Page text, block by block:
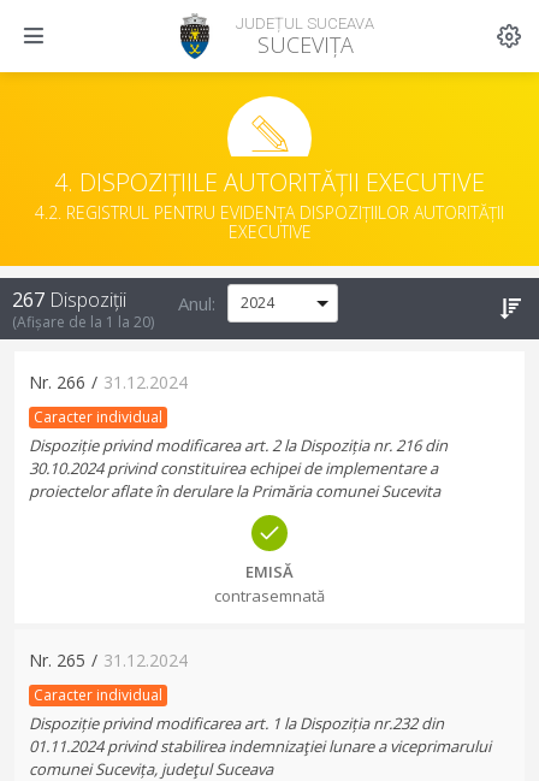
JUDEȚUL SUCEAVA
SUCEVIȚA
4. DISPOZIȚIILE AUTORITĂȚII EXECUTIVE
4.2. REGISTRUL PENTRU EVIDENȚA DISPOZIȚIILOR AUTORITĂȚII
EXECUTIVE
267 Dispoziții
(Afișare de la 1 la 20)
Anul:
Nr. 266 / 31.12.2024
Caracter individual
Dispoziție privind modificarea art. 2 la Dispoziția nr. 216 din
30.10.2024 privind constituirea echipei de implementare a
proiectelor aflate în derulare la Primăria comunei Sucevita
EMISĂ
contrasemnată
Nr. 265 / 31.12.2024
Caracter individual
Dispoziție privind modificarea art. 1 la Dispoziția nr.232 din
01.11.2024 privind stabilirea indemnizaţiei lunare a viceprimarului
comunei Sucevița, judeţul Suceava